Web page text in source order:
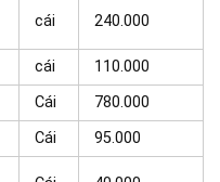
cái 240.000
cái
110.000
Cái
780.000
Cái 95.000